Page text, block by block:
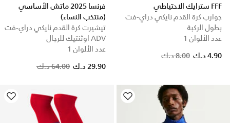
FFF سترايك الاحتياطي
جوارب كرة القدم نايكي دراي-فت
بطول الركبة
عدد الألوان 1
Price reduced from
8.00 د.ك to 4.90 د.ك
فرنسا 2025 ماتش الأساسي
(منتخب النساء)
تيشيرت كرة القدم نايكي دراي-فت
ADV اوثنتيك للرجال
عدد الألوان 1
Price reduced from
64.00 د.ك to 29.90 د.ك